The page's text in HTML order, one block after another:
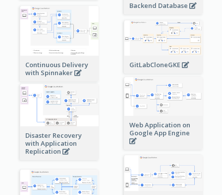
Backend Database
Continuous Delivery
with Spinnaker
GitLabCloneGKE
Web Application on
Google App Engine
Disaster Recovery
with Application
Replication